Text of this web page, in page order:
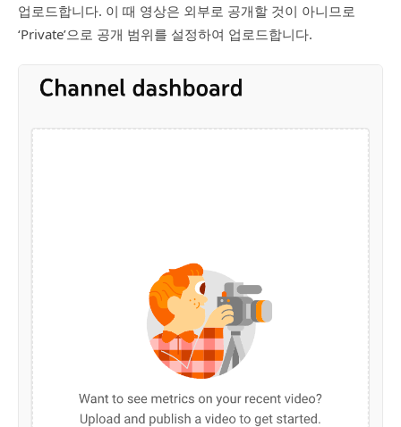
업로드합니다. 이 때 영상은 외부로 공개할 것이 아니므로
‘Private’으로 공개 범위를 설정하여 업로드합니다.